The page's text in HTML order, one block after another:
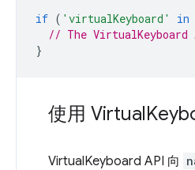
if ( 'virtualKeyboard' in
// The VirtualKeyboard
}
使用 Virtual
VirtualKeyboard API 向